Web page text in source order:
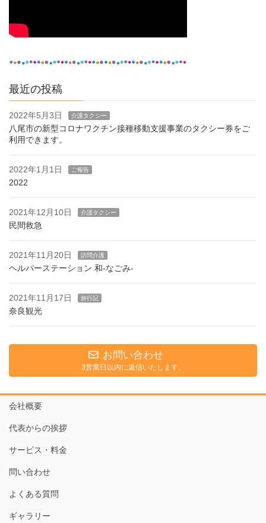
最近の投稿
2022年5月3日 介護タクシー
八尾市の新型コロナワクチン接種移動支援事業のタクシー券をご
利用できます。
2022年1月1日 ご報告
2022
2021年12月10日 介護タクシー
民間救急
2021年11月20日 訪問介護
ヘルパーステーション 和-なごみ-
2021年11月17日 旅行記
奈良観光
お問い合わせ
3営業日以内に返信いたします。
会社概要
代表からの挨拶
サービス・料金
問い合わせ
よくある質問
ギャラリー